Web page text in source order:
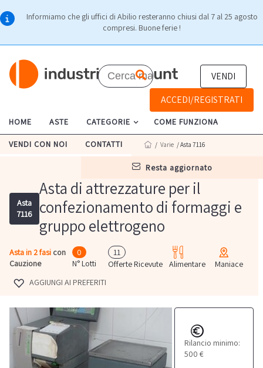
Informiamo che gli uffici di Abilio resteranno chiusi dal 7 al 25 agosto
compresi. Buone ferie !
VENDI
ACCEDI/REGISTRATI
HOME ASTE CATEGORIE COME FUNZIONA
VENDI CON NOI CONTATTI
resta aggiornato
/ Varie / Asta 7116
Asta
7116
Asta di attrezzature per il
confezionamento di formaggi e
gruppo elettrogeno
Asta in 2 fasi con
Cauzione
0
N° Lotti
11
Offerte Ricevute
Alimentare
Maniace
AGGIUNGI AI PREFERITI
Rilancio minimo:
500 €